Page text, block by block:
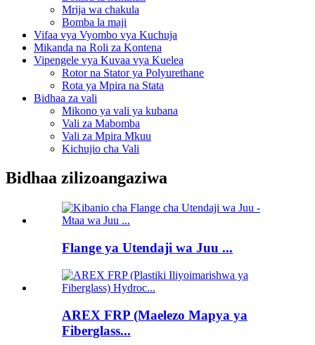
Mrija wa chakula
Bomba la maji
Vifaa vya Vyombo vya Kuchuja
Mikanda na Roli za Kontena
Vipengele vya Kuvaa vya Kuelea
Rotor na Stator ya Polyurethane
Rota ya Mpira na Stata
Bidhaa za vali
Mikono ya vali ya kubana
Vali za Mabomba
Vali za Mpira Mkuu
Kichujio cha Vali
Bidhaa zilizoangaziwa
Flange ya Utendaji wa Juu ...
AREX FRP (Maelezo Mapya ya
Fiberglass...